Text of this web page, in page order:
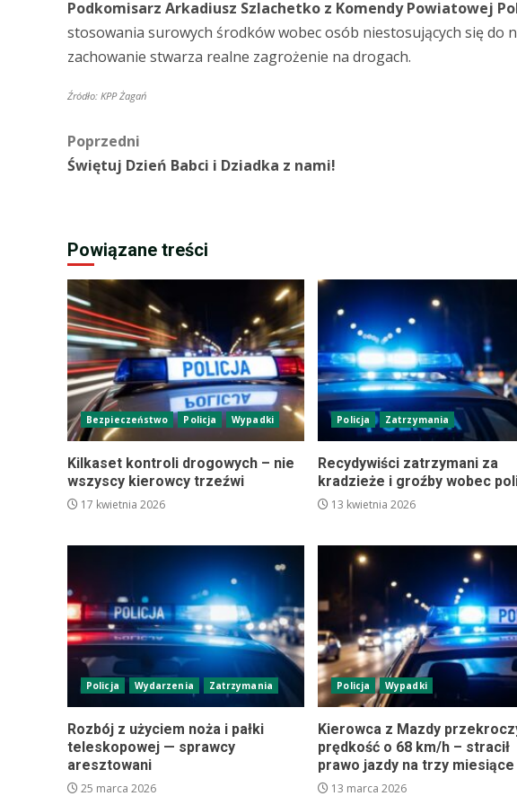
Podkomisarz Arkadiusz Szlachetko z Komendy Powiatowej
stosowania surowych środków wobec osób niestosujących się do
zachowanie stwarza realne zagrożenie na drogach.
Źródło: KPP Żagań
Zobacz
wpisy
Poprzedni
Świętuj Dzień Babci i Dziadka z nami!
Powiązane treści
Bezpieczeństwo Policja Wypadki
Kilkaset kontroli drogowych – nie
wszyscy kierowcy trzeźwi
17 kwietnia 2026
Policja Zatrzymania
Recydywiści zatrzymani za
kradzieże i groźby wobec
13 kwietnia 2026
Policja Wydarzenia Zatrzymania
Rozbój z użyciem noża i pałki
teleskopowej — sprawcy
aresztowani
25 marca 2026
Policja Wypadki
Kierowca z Mazdy
prędkość o 68 km/h – stracił
prawo jazdy na trzy miesiące
13 marca 2026